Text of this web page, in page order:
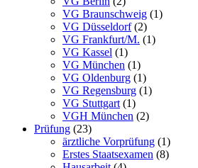
VG Braunschweig (1)
VG Düsseldorf(2)
VG Frankfurt/M. (1)
VG Kassel (1)
VG München (1)
VG Oldenburg (1)
VG Regensburg (1)
VG Stuttgart (1)
VGH München (2)
Prüfung (23)
ärztliche Vorprüfung (1)
Erstes Staatsexamen (8)